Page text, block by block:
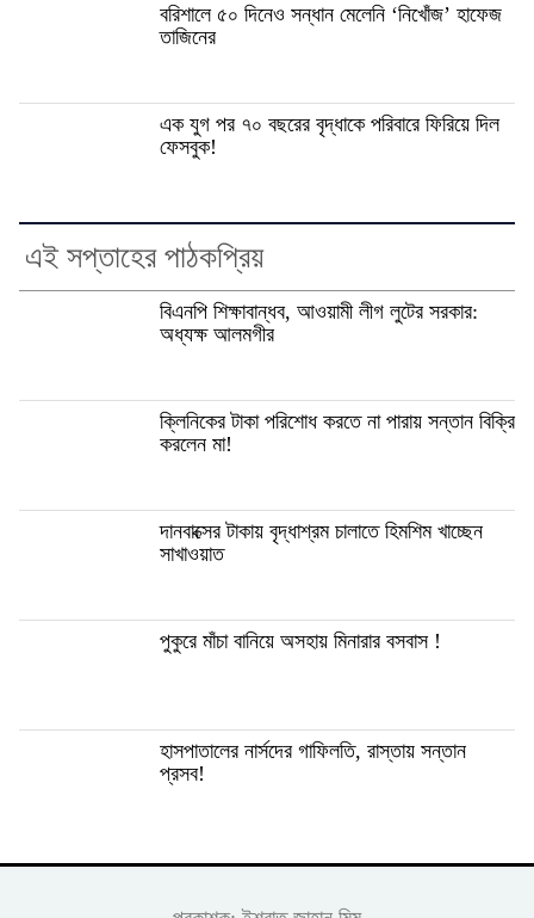
বরিশালে ৫০ দিনেও সন্ধান মেলেনি ‘নিখোঁজ’ হাফেজ
তাজিনের
এক যুগ পর ৭০ বছরের বৃদ্ধাকে পরিবারে ফিরিয়ে দিল
ফেসবুক!
এই সপ্তাহের পাঠকপ্রিয়
বিএনপি শিক্ষাবান্ধব, আওয়ামী লীগ লুটের সরকার:
অধ্যক্ষ আলমগীর
ক্লিনিকের টাকা পরিশোধ করতে না পারায় সন্তান বিক্রি
করলেন মা!
দানবাক্সের টাকায় বৃদ্ধাশ্রম চালাতে হিমশিম খাচ্ছেন
সাখাওয়াত
পুকুরে মাঁচা বানিয়ে অসহায় মিনারার বসবাস !
হাসপাতালের নার্সদের গাফিলতি, রাস্তায় সন্তান
প্রসব!